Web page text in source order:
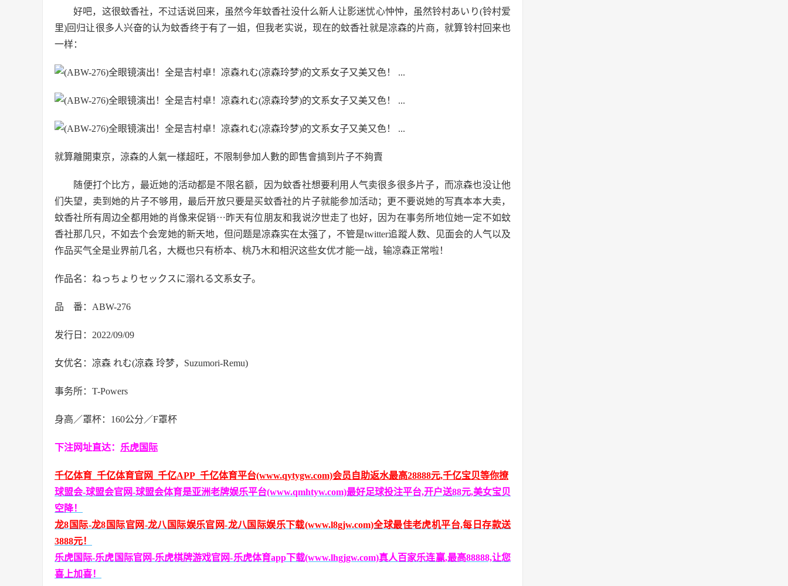
好吧，这很蚊香社，不过话说回来，虽然今年蚊香社没什么新人让影迷忧心忡忡，虽然铃村あいり(铃村爱
里)回归让很多人兴奋的认为蚊香终于有了一姐，但我老实说，现在的蚊香社就是凉森的片商，就算铃村回来也
一样：
就算離開東京，涼森的人氣一樣超旺，不限制參加人數的即售會搞到片子不夠賣
随便打个比方，最近她的活动都是不限名额，因为蚊香社想要利用人气卖很多很多片子，而凉森也没让他
们失望，卖到她的片子不够用，最后开放只要是买蚊香社的片子就能参加活动；更不要说她的写真本本大卖，
蚊香社所有周边全都用她的肖像来促销⋯昨天有位朋友和我说汐世走了也好，因为在事务所地位她一定不如蚊
香社那几只，不如去个会宠她的新天地，但问题是凉森实在太强了，不管是twitter追蹤人数、见面会的人气以及
作品买气全是业界前几名，大概也只有桥本、桃乃木和相沢这些女优才能一战，输凉森正常啦！
作品名：ねっちょりセックスに溺れる文系女子。
品 番：ABW-276
发行日：2022/09/09
女优名：凉森 れむ(凉森 玲梦，Suzumori-Remu)
事务所：T-Powers
身高／罩杯：160公分／F罩杯
下注网址直达： 乐虎国际
千亿体育_千亿体育官网_千亿APP_千亿体育平台(www.qytygw.com)会员自助返水最高28888元,千亿宝贝等你撩
球盟会-球盟会官网-球盟会体育是亚洲老牌娱乐平台(www.qmhtyw.com)最好足球投注平台,开户送88元,美女宝贝
空降！
龙8国际-龙8国际官网-龙八国际娱乐官网-龙八国际娱乐下载(www.l8gjw.com)全球最佳老虎机平台,每日存款送
3888元！
乐虎国际-乐虎国际官网-乐虎棋牌游戏官网-乐虎体育app下载(www.lhgjgw.com)真人百家乐连赢,最高88888,让您
喜上加喜！